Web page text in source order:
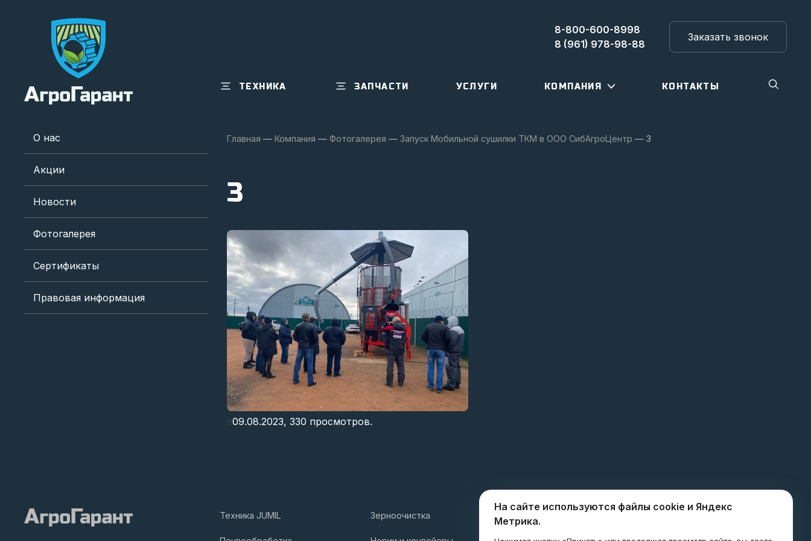
8-800-600-8998
8 (961) 978-98-88
Заказать звонок
ТЕХНИКА ЗАПЧАСТИ УСЛУГИ КОМПАНИЯ КОНТАКТЫ
О нас
Акции
Новости
Фотогалерея
Сертификаты
Правовая информация
Главная — Компания — Фотогалерея — Запуск Мобильной сушилки ТКМ в ООО СибАгроЦентр — 3
3
09.08.2023, 330 просмотров.
Техника JUMIL Зерноочистка 8-800-600-8998
На сайте используются файлы cookie и Яндекс
Метрика.